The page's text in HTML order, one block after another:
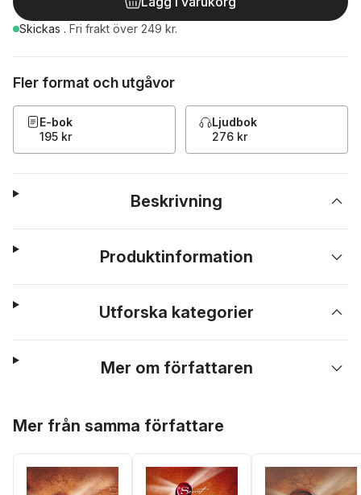
Skickas . Fri frakt över 249 kr.
Fler format och utgåvor
E-bok
195 kr
Ljudbok
276 kr
Beskrivning
Produktinformation
Utforska kategorier
Mer om författaren
Mer från samma författare